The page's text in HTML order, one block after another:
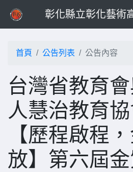
彰化縣立彰化藝術
首頁 公告列表 公告內容
台灣省教育
人慧治教育
【歷程啟程
放】第六屆